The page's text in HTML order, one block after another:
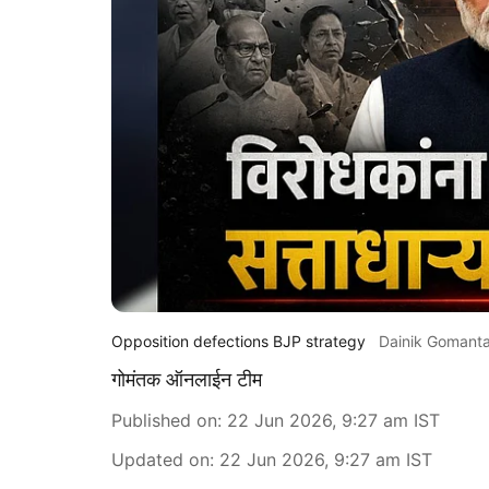
Opposition defections BJP strategy Dainik
गोमंतक ऑनलाईन टीम
Published on: 22 Jun 2026, 9:27 am IST
Updated on: 22 Jun 2026, 9:27 am IST